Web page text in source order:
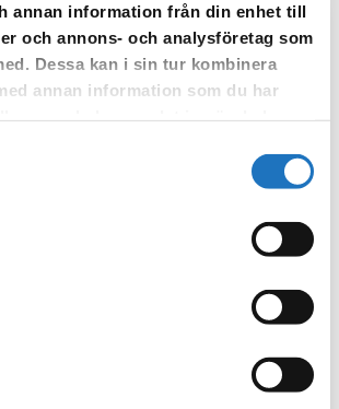
annan information från din enhet till
och annons- och analysföretag som
Dessa kan i sin tur kombinera
annan information som du har
till vår sms-tjänst.